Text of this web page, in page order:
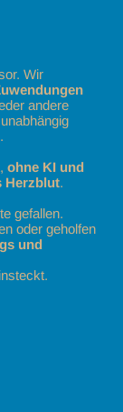
Wir
andere
ohne KI und
Herzblut.
gefallen.
oder geholfen
und